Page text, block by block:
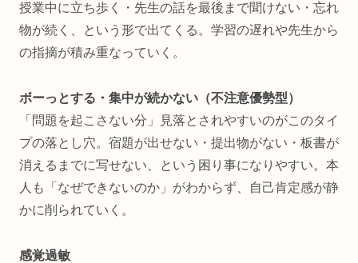
授業中に立ち歩く・先生の話を最後まで聞けない・忘れ
物が続く、という形で出てくる。学習の遅れや先生から
の指摘が積み重なっていく。
ボーっとする・集中が続かない（不注意優勢型）
「問題を起こさない分」見落とされやすいのがこのタイ
プの落とし穴。宿題が出せない・提出物がない・板書が
消えるまでに写せない、という困り事になりやすい。本
人も「なぜできないのか」がわからず、自己肯定感が静
かに削られていく。
感覚過敏